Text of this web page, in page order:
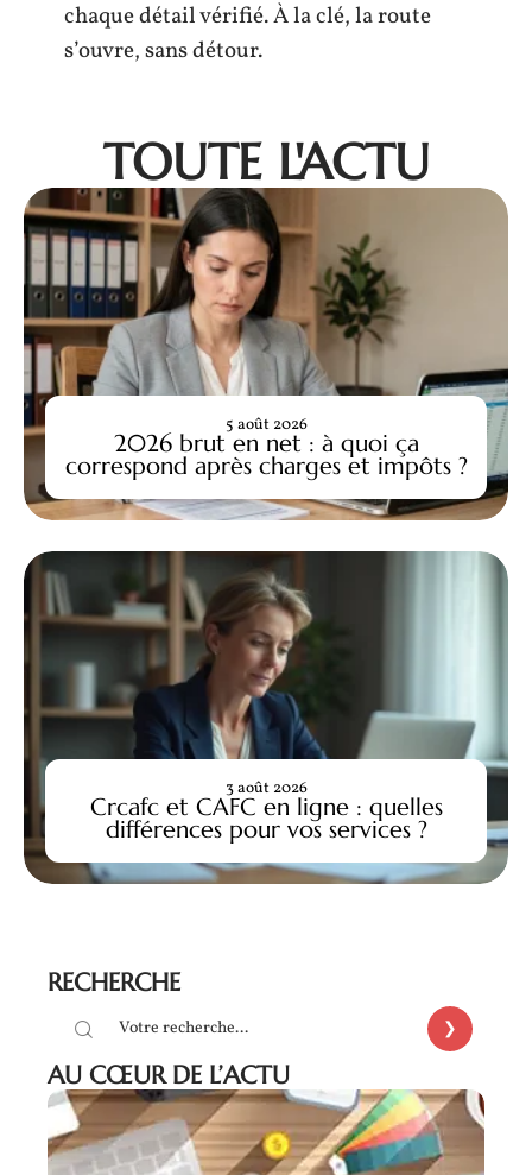
chaque détail vérifié. À la clé, la route
s’ouvre, sans détour.
TOUTE L'ACTU
2026 brut en net : à quoi ça
correspond après charges et impôts ?
5 août 2026
Crcafc et CAFC en ligne : quelles
différences pour vos services ?
3 août 2026
RECHERCHE
AU CŒUR DE L’ACTU